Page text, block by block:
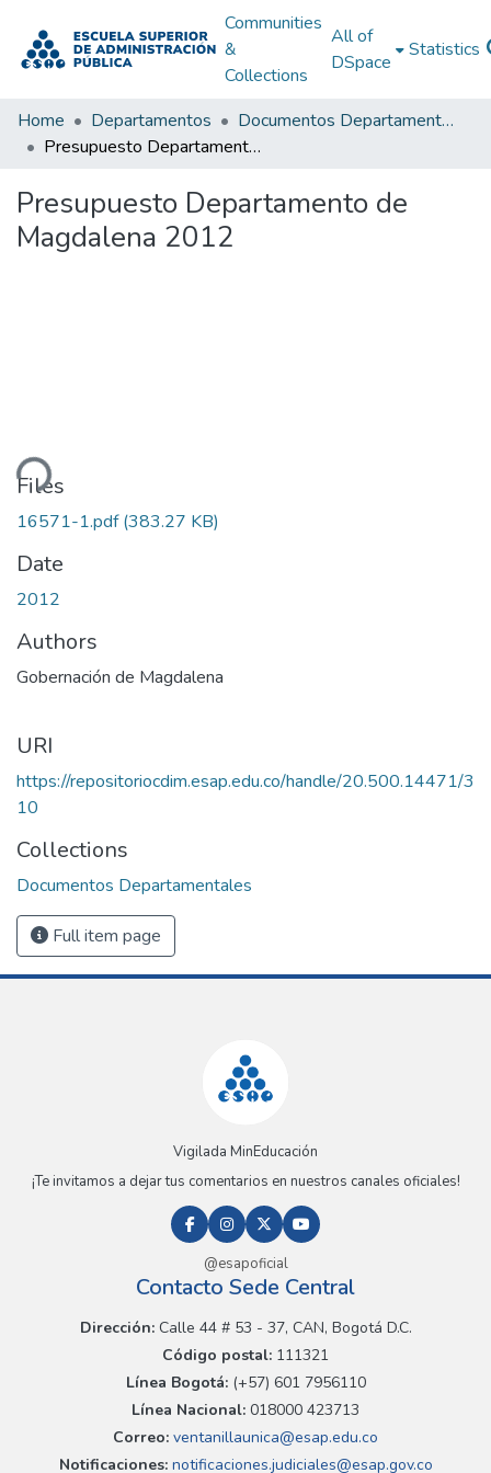
Communities
&
Collections
All of
DSpace
Statistics
Home Departamentos
Documentos Departamentales
Presupuesto Departamento de Magdalena 2012
Presupuesto Departamento de
Magdalena 2012
Files
16571-1.pdf(383.27 KB)
Date
2012
Authors
Gobernación de Magdalena
URI
https://repositoriocdim.esap.edu.co/handle/20.500.14471/3
10
Collections
Documentos Departamentales
Full item page
Vigilada MinEducación
¡Te invitamos a dejar tus comentarios en nuestros canales oficiales!
@esapoficial
Contacto Sede Central
Dirección:Calle 44 # 53 - 37, CAN, Bogotá D.C.
Código postal: 111321
Línea Bogotá:(+57) 601 7956110
Línea Nacional: 018000 423713
Correo: ventanillaunica@esap.edu.co
Notificaciones:notificaciones.judiciales@esap.gov.co